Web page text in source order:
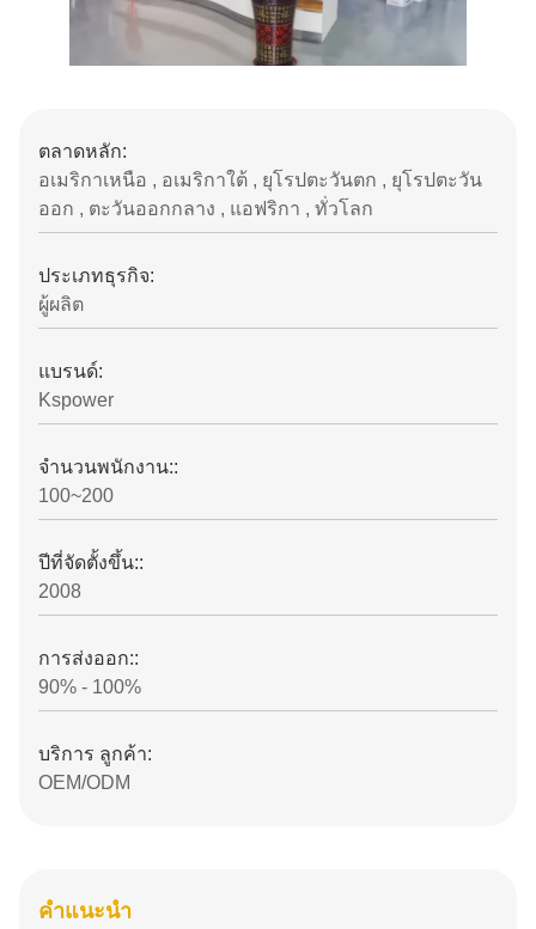
ตลาดหลัก:
อเมริกาเหนือ , อเมริกาใต้ , ยุโรปตะวันตก , ยุโรปตะวัน
ออก , ตะวันออกกลาง , แอฟริกา , ทั่วโลก
ประเภทธุรกิจ:
ผู้ผลิต
แบรนด์:
Kspower
จํานวนพนักงาน::
100~200
ปีที่จัดตั้งขึ้น::
2008
การส่งออก::
90% - 100%
บริการ ลูกค้า:
OEM/ODM
คําแนะนํา